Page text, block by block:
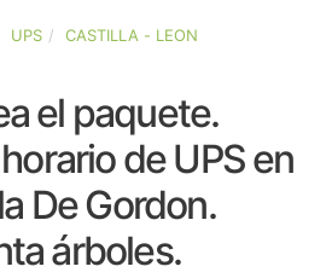
UPS CASTILLA - LEON
el paquete.
de UPS en
De Gordon.
árboles.